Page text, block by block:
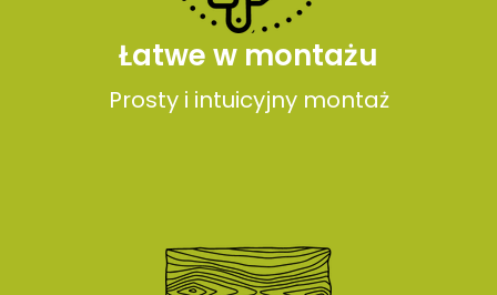
Łatwe w montażu
Prosty i intuicyjny montaż